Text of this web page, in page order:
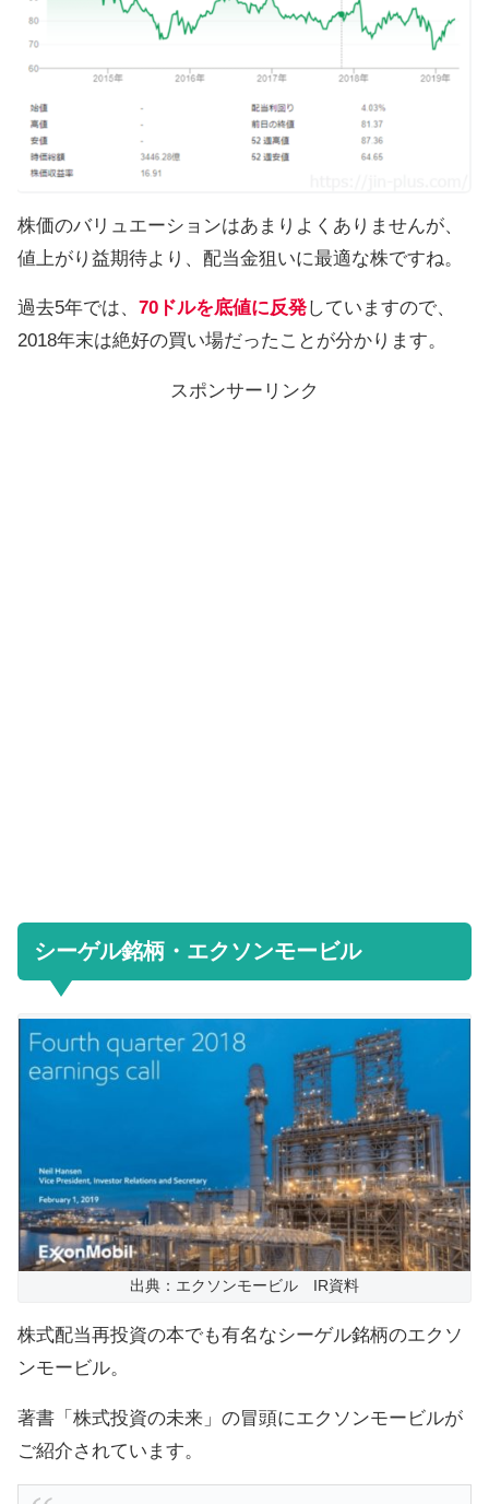
株価のバリュエーションはあまりよくありませんが、
値上がり益期待より、配当金狙いに最適な株ですね。
過去5年では、 70ドルを底値に反発していますので、
2018年末は絶好の買い場だったことが分かります。
スポンサーリンク
シーゲル銘柄・エクソンモービル
出典：エクソンモービル IR資料
株式配当再投資の本でも有名なシーゲル銘柄のエクソ
ンモービル。
著書「株式投資の未来」の冒頭にエクソンモービルが
ご紹介されています。